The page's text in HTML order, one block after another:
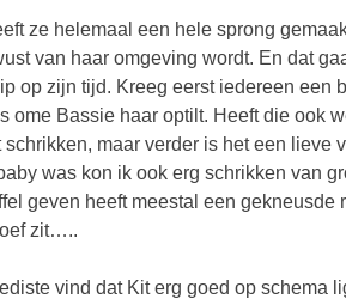
ze helemaal een hele sprong
van haar omgeving wordt. En dat
op zijn tijd. Kreeg eerst iedereen een
ome Bassie haar optilt. Heeft die ook
schrikken, maar verder is het een lieve
was kon ik ook erg schrikken van
geven heeft meestal een gekneusde
zit…..
vind dat Kit erg goed op schema